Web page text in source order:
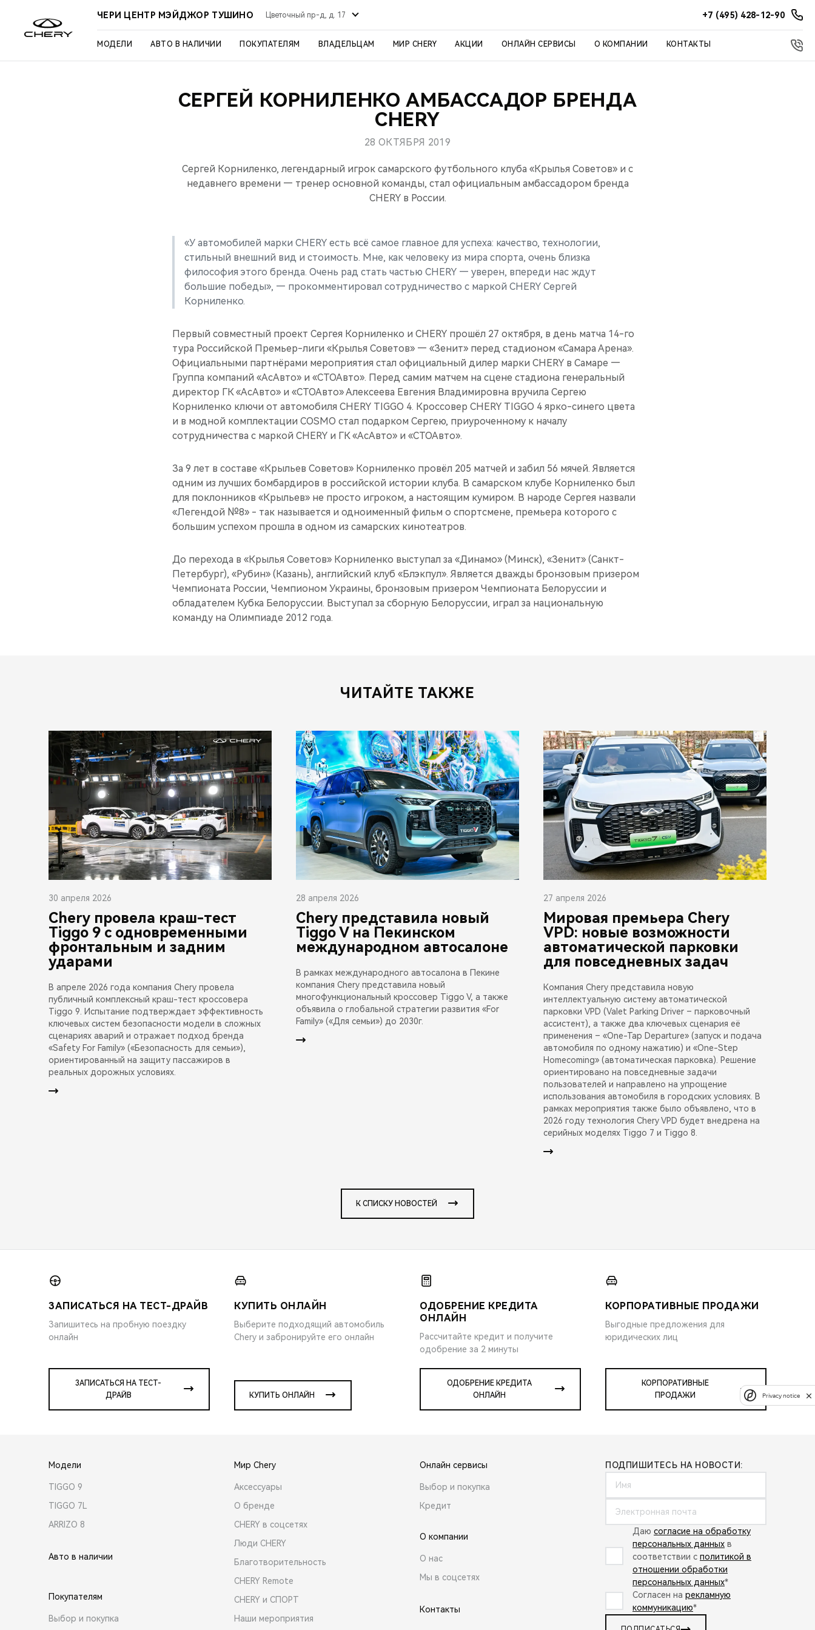
ЧЕРИ ЦЕНТР МЭЙДЖОР ТУШИНО Цветочный пр-д, д. 17 +7 (495) 428-12-90
МОДЕЛИ АВТО В НАЛИЧИИ ПОКУПАТЕЛЯМ ВЛАДЕЛЬЦАМ МИР CHERY АКЦИИ ОНЛАЙН СЕРВИСЫ О КОМПАНИИ КОНТАКТЫ
СЕРГЕЙ КОРНИЛЕНКО АМБАССАДОР БРЕНДА
CHERY
28 ОКТЯБРЯ 2019
Сергей Корниленко, легендарный игрок самарского футбольного клуба «Крылья Советов» и с
недавнего времени — тренер основной команды, стал официальным амбассадором бренда
CHERY в России.
«У автомобилей марки CHERY есть всё самое главное для успеха: качество, технологии,
стильный внешний вид и стоимость. Мне, как человеку из мира спорта, очень близка
философия этого бренда. Очень рад стать частью CHERY — уверен, впереди нас ждут
большие победы», — прокомментировал сотрудничество с маркой CHERY Сергей
Корниленко.
Первый совместный проект Сергея Корниленко и CHERY прошёл 27 октября, в день матча 14-го
тура Российской Премьер-лиги «Крылья Советов» — «Зенит» перед стадионом «Самара Арена».
Официальными партнёрами мероприятия стал официальный дилер марки CHERY в Самаре —
Группа компаний «АсАвто» и «СТОАвто». Перед самим матчем на сцене стадиона генеральный
директор ГК «АсАвто» и «СТОАвто» Алексеева Евгения Владимировна вручила Сергею
Корниленко ключи от автомобиля CHERY TIGGO 4. Кроссовер CHERY TIGGO 4 ярко-синего цвета
и в модной комплектации COSMO стал подарком Сергею, приуроченному к началу
сотрудничества с маркой CHERY и ГК «АсАвто» и «СТОАвто».
За 9 лет в составе «Крыльев Советов» Корниленко провёл 205 матчей и забил 56 мячей. Является
одним из лучших бомбардиров в российской истории клуба. В самарском клубе Корниленко был
для поклонников «Крыльев» не просто игроком, а настоящим кумиром. В народе Сергея назвали
«Легендой №8» - так называется и одноименный фильм о спортсмене, премьера которого с
большим успехом прошла в одном из самарских кинотеатров.
До перехода в «Крылья Советов» Корниленко выступал за «Динамо» (Минск), «Зенит» (Санкт-
Петербург), «Рубин» (Казань), английский клуб «Блэкпул». Является дважды бронзовым призером
Чемпионата России, Чемпионом Украины, бронзовым призером Чемпионата Белоруссии и
обладателем Кубка Белоруссии. Выступал за сборную Белоруссии, играл за национальную
команду на Олимпиаде 2012 года.
ЧИТАЙТЕ ТАКЖЕ
30 апреля 2026
Chery провела краш-тест
Tiggo 9 с одновременными
фронтальным и задним
ударами
В апреле 2026 года компания Chery провела
публичный комплексный краш-тест кроссовера
Tiggo 9. Испытание подтверждает эффективность
ключевых систем безопасности модели в сложных
сценариях аварий и отражает подход бренда
«Safety For Family» («Безопасность для семьи»),
ориентированный на защиту пассажиров в
реальных дорожных условиях.
28 апреля 2026
Chery представила новый
Tiggo V на Пекинском
международном автосалоне
В рамках международного автосалона в Пекине
компания Chery представила новый
многофункциональный кроссовер Tiggo V, а также
объявила о глобальной стратегии развития «For
Family» («Для семьи») до 2030г.
27 апреля 2026
Мировая премьера Chery
VPD: новые возможности
автоматической парковки
для повседневных задач
Компания Chery представила новую
интеллектуальную систему автоматической
парковки VPD (Valet Parking Driver – парковочный
ассистент), а также два ключевых сценария её
применения – «One-Tap Departure» (запуск и подача
автомобиля по одному нажатию) и «One-Step
Homecoming» (автоматическая парковка). Решение
ориентировано на повседневные задачи
пользователей и направлено на упрощение
использования автомобиля в городских условиях. В
рамках мероприятия также было объявлено, что в
2026 году технология Chery VPD будет внедрена на
серийных моделях Tiggo 7 и Tiggo 8.
К СПИСКУ НОВОСТЕЙ
ЗАПИСАТЬСЯ НА ТЕСТ-ДРАЙВ
Запишитесь на пробную поездку
онлайн
ЗАПИСАТЬСЯ НА ТЕСТ-
ДРАЙВ
КУПИТЬ ОНЛАЙН
Выберите подходящий автомобиль
Chery и забронируйте его онлайн
КУПИТЬ ОНЛАЙН
ОДОБРЕНИЕ КРЕДИТА
ОНЛАЙН
Рассчитайте кредит и получите
одобрение за 2 минуты
ОДОБРЕНИЕ КРЕДИТА
ОНЛАЙН
КОРПОРАТИВНЫЕ ПРОДАЖИ
Выгодные предложения для
юридических лиц
КОРПОРАТИВНЫЕ
ПРОДАЖИ
Модели
TIGGO 9
TIGGO 7L
ARRIZO 8
Авто в наличии
Покупателям
Выбор и покупка
Мир Chery
Аксессуары
О бренде
CHERY в соцсетях
Люди CHERY
Благотворительность
CHERY Remote
CHERY и СПОРТ
Наши мероприятия
Онлайн сервисы
Выбор и покупка
Кредит
О компании
О нас
Мы в соцсетях
Контакты
ПОДПИШИТЕСЬ НА НОВОСТИ:
Даю согласие на обработку
персональных данных в
соответствии с политикой в
отношении обработки
персональных данных*
Согласен на рекламную
коммуникацию*
Privacy notice